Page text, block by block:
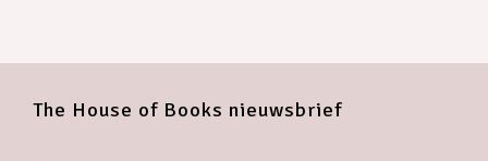
The House of Books nieuwsbrief